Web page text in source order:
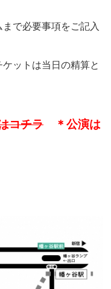
で必要事項をご記入
ットは当日の精算と
コチラ ＊公演は